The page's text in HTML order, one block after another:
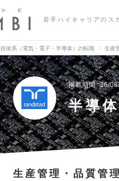
若手ハイキャリアのス
技術系（電気・電子・半導体）の転職 生産
掲載期間 26/
半導
生産管理・品質管